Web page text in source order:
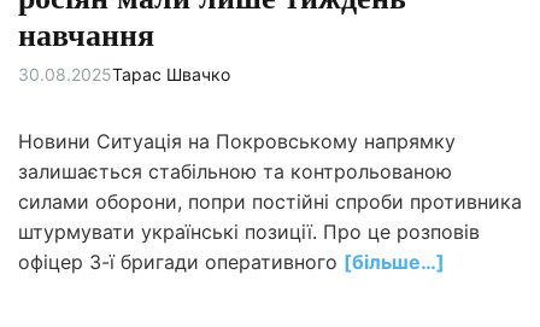
навчання
30.08.2025Тарас Швачко
Новини Ситуація на Покровському напрямку
залишається стабільною та контрольованою
силами оборони, попри постійні спроби противника
штурмувати українські позиції. Про це розповів
офіцер 3-ї бригади оперативного [більше…]